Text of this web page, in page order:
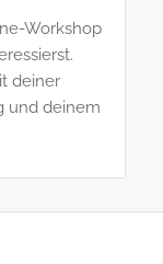
Workshop
deiner
und deinem